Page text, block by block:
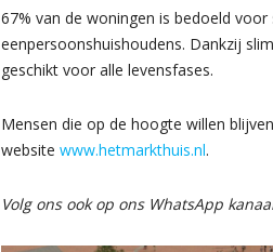
67% van de woningen is bedoeld
eenpersoonshuishoudens. Dankzij
geschikt voor alle levensfases.
Mensen die op de hoogte willen
website www.hetmarkthuis.nl.
Volg ons ook op ons WhatsApp